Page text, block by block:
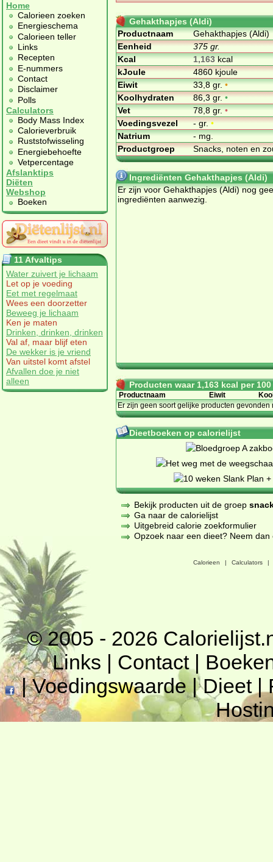
Home
Calorieen zoeken
Energieschema
Calorieen teller
Links
Recepten
E-nummers
Contact
Disclaimer
Polls
Calculators
Body Mass Index
Calorieverbruik
Ruststofwisseling
Energiebehoefte
Vetpercentage
Afslanktips
Diëten
Webshop
Boeken
11 Afvaltips
Water zuivert je lichaam
Let op je voeding
Eet met regelmaat
Wees een doorzetter
Beweeg je lichaam
Ken je maten
Drinken, drinken, drinken
Val af, maar blijf eten
De wekker is je vriend
Van uitstel komt afstel
Afvallen doe je niet
alleen
Gehakthapjes (Aldi)
Productnaam
Gehakthapjes (Aldi)
Eenheid
375 gr.
Kcal
1,163kcal
kJoule
4860 kjoule
Eiwit
33,8 gr.•
Koolhydraten
86,3 gr.•
Vet
78,8 gr.•
Voedingsvezel
- gr.•
Natrium
- mg.
Productgroep
Snacks, noten en
Ingrediënten Gehakthapjes (Aldi)
Er zijn voor Gehakthapjes (Aldi) nog
ingrediënten aanwezig.
Producten waar 1,163 kcal per
Productnaam Eiwit
Er zijn geen soort gelijke producten gevonden
Dieetboeken op calorielijst
Bekijk producten uit de groep
Ga naar de calorielijst
Uitgebreid calorie zoekformulier
Opzoek naar een dieet? Neem
Calorieen | Calculators |
© 2005 - 2026
Links | Contact|
|Voedingswaarde|Dieet|